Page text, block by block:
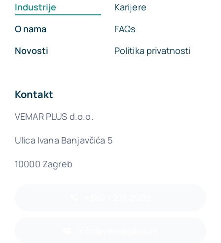
Industrije
O nama
Novosti
Karijere
FAQs
Politika privatnosti
Kontakt
VEMAR PLUS d.o.o.
Ulica Ivana Banjavčića 5
10000 Zagreb